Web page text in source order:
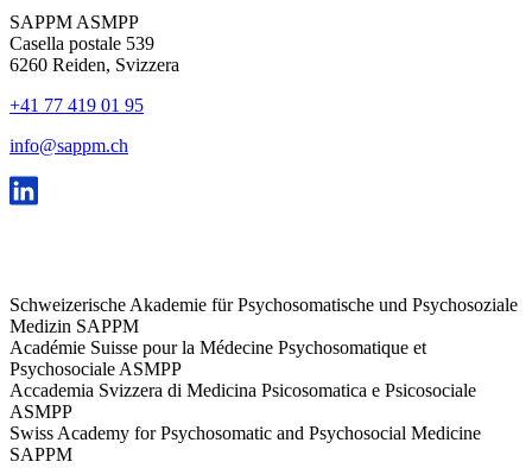
SAPPM ASMPP
Casella postale 539
6260 Reiden, Svizzera
+41 77 419 01 95
info@sappm.ch
Schweizerische Akademie für Psychosomatische und Psychosoziale
Medizin SAPPM
Académie Suisse pour la Médecine Psychosomatique et
Psychosociale ASMPP
Accademia Svizzera di Medicina Psicosomatica e Psicosociale
ASMPP
Swiss Academy for Psychosomatic and Psychosocial Medicine
SAPPM